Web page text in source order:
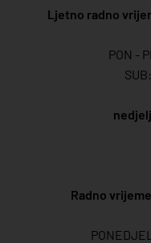
Ljetno radno
PON -
Radno